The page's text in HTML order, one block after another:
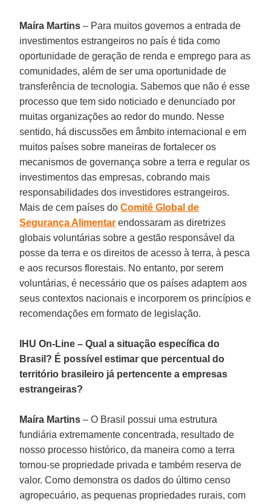
Maíra Martins– Para muitos governos a entrada de
investimentos estrangeiros no país é tida como
oportunidade de geração de renda e emprego para as
comunidades, além de ser uma oportunidade de
transferência de tecnologia. Sabemos que não é esse
processo que tem sido noticiado e denunciado por
muitas organizações ao redor do mundo. Nesse
sentido, há discussões em âmbito internacional e em
muitos países sobre maneiras de fortalecer os
mecanismos de governança sobre a terra e regular os
investimentos das empresas, cobrando mais
responsabilidades dos investidores estrangeiros.
Mais de cem países doComitê Global de
Segurança Alimentar endossaram as diretrizes
globais voluntárias sobre a gestão responsável da
posse da terra e os direitos de acesso à terra, à pesca
e aos recursos florestais. No entanto, por serem
voluntárias, é necessário que os países adaptem aos
seus contextos nacionais e incorporem os princípios e
recomendações em formato de legislação.
IHU On-Line – Qual a situação específica do
Brasil? É possível estimar que percentual do
território brasileiro já pertencente a empresas
estrangeiras?
Maíra Martins– O Brasil possui uma estrutura
fundiária extremamente concentrada, resultado de
nosso processo histórico, da maneira como a terra
tornou-se propriedade privada e também reserva de
valor. Como demonstra os dados do último censo
agropecuário, as pequenas propriedades rurais, com